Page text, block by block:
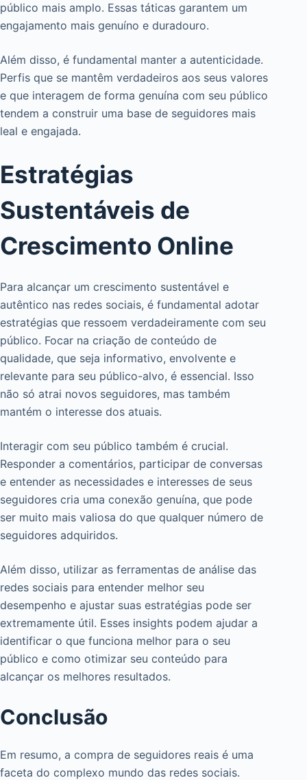
público mais amplo. Essas táticas garantem um
engajamento mais genuíno e duradouro.
Além disso, é fundamental manter a autenticidade.
Perfis que se mantêm verdadeiros aos seus valores
e que interagem de forma genuína com seu público
tendem a construir uma base de seguidores mais
leal e engajada.
Estratégias
Sustentáveis de
Crescimento Online
Para alcançar um crescimento sustentável e
autêntico nas redes sociais, é fundamental adotar
estratégias que ressoem verdadeiramente com seu
público. Focar na criação de conteúdo de
qualidade, que seja informativo, envolvente e
relevante para seu público-alvo, é essencial. Isso
não só atrai novos seguidores, mas também
mantém o interesse dos atuais.
Interagir com seu público também é crucial.
Responder a comentários, participar de conversas
e entender as necessidades e interesses de seus
seguidores cria uma conexão genuína, que pode
ser muito mais valiosa do que qualquer número de
seguidores adquiridos.
Além disso, utilizar as ferramentas de análise das
redes sociais para entender melhor seu
desempenho e ajustar suas estratégias pode ser
extremamente útil. Esses insights podem ajudar a
identificar o que funciona melhor para o seu
público e como otimizar seu conteúdo para
alcançar os melhores resultados.
Conclusão
Em resumo, a compra de seguidores reais é uma
faceta do complexo mundo das redes sociais.